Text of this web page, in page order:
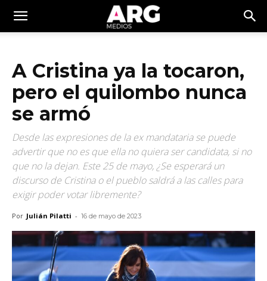
A Cristina ya la tocaron,
pero el quilombo nunca
se armó
Desde las expresiones de la ex mandataria se puede
advertir que no es que ella no quiera ser candidata, si no
que no la dejan. Este 25 de mayo, ¿Se esperará un
discurso de Cristina o el pueblo saldrá a las calles para
exigir poder votar libremente?
Por Julián Pilatti - 16 de mayo de 2023